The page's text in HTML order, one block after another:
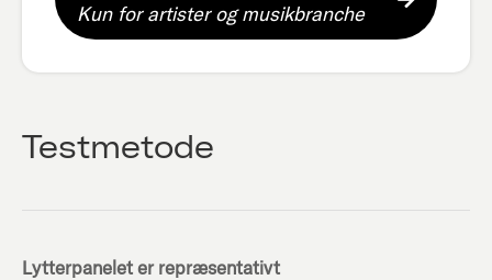
Kun for artister og musikbranche
Testmetode
Lytterpanelet er repræsentativt